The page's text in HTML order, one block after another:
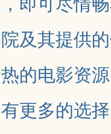
及其提供
的电影资
更多的选